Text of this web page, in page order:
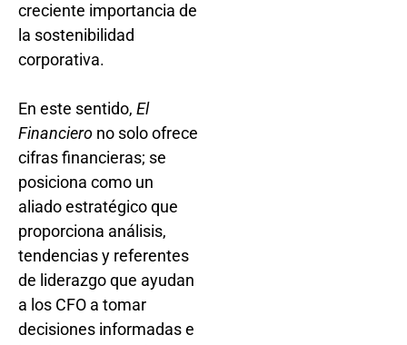
creciente importancia de
la sostenibilidad
corporativa.
En este sentido, El
Financiero no solo ofrece
cifras financieras; se
posiciona como un
aliado estratégico que
proporciona análisis,
tendencias y referentes
de liderazgo que ayudan
a los CFO a tomar
decisiones informadas e